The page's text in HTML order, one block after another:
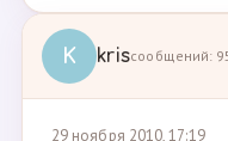
K krisсообщений:
29 ноября 2010, 17:19